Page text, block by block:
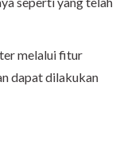
melalui fitur
dapat dilakukan